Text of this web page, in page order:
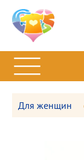
Для женщин